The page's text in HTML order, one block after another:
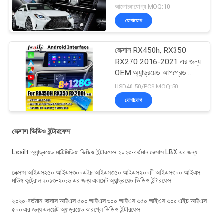
আলোচনাযোগ্য MOQ:10
যোগাযোগ
লেক্সাস RX450h, RX350
RX270 2016-2021 এর জন্য
OEM অ্যান্ড্রয়েড আপগ্রেড
মডিউল ওয়্যারলেস কারপ্লে,
অ্যান্ড্রয়েড অটো, ইউটিউব,
নেটফ্লিক্স ইন্টিগ্রেশন
USD40-50/PCS MOQ:50
যোগাযোগ
লেক্সাস ভিডিও ইন্টারফেস
Lsailt অ্যান্ড্রয়েড মাল্টিমিডিয়া ভিডিও ইন্টারফেস ২০২৩-বর্তমান লেক্সাস LBX এর জন্য
লেক্সাস আইএস২৫০ আইএস৩০০এইচ আইএস৩৫০ আইএস২০০টি আইএস৩০০ আইএস
মাউস কন্ট্রোল ২০১৩-২০১৬ এর জন্য এলসেল্ট অ্যান্ড্রয়েড ভিডিও ইন্টারফেস
২০২০-বর্তমান লেক্সাস আইএস ৫০০ আইএস ৩০০ আইএস ৩৫০ আইএস ৩০০ এইচ আইএস
৫০০ এর জন্য এলসেল্ট অ্যান্ড্রয়েড কারপ্লে ভিডিও ইন্টারফেস